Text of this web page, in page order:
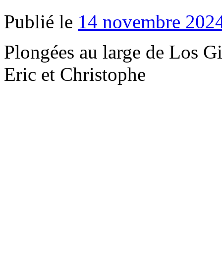
Publié le 14 novembre
Plongées au large de Los
Eric et Christophe